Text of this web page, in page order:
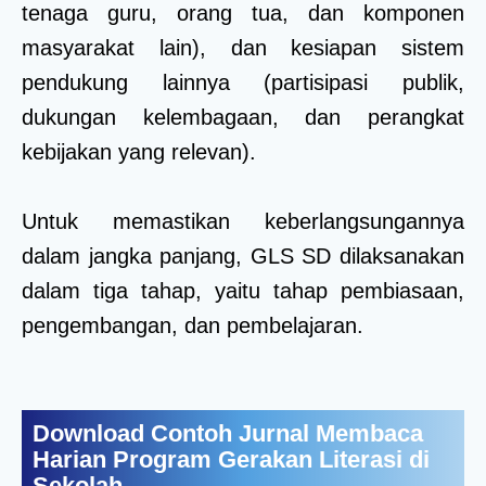
tenaga guru, orang tua, dan komponen
masyarakat lain), dan kesiapan sistem
pendukung lainnya (partisipasi publik,
dukungan kelembagaan, dan perangkat
kebijakan yang relevan).
Untuk memastikan keberlangsungannya
dalam jangka panjang, GLS SD dilaksanakan
dalam tiga tahap, yaitu tahap pembiasaan,
pengembangan, dan pembelajaran.
Download Contoh Jurnal Membaca
Harian Program Gerakan Literasi di